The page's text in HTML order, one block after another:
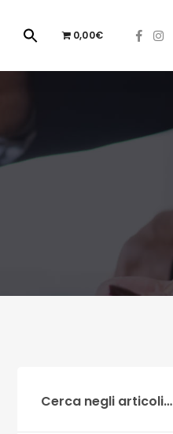
0,00€
Cerca negli articoli…